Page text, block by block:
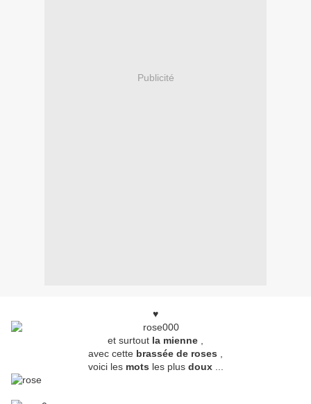
Publicité
♥
et surtout la mienne
avec cette brassée de roses
voici les mots les plus doux...